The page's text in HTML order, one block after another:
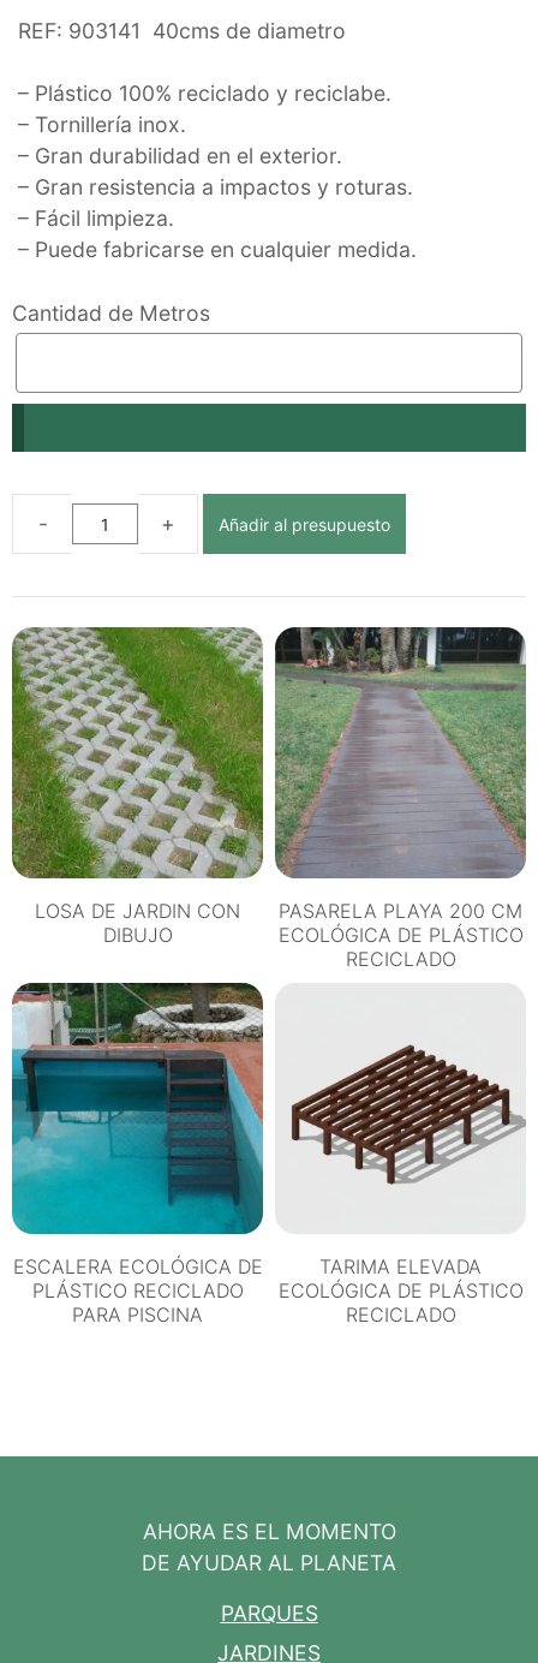
REF: 903141 40cms de diametro
– Plástico 100% reciclado y reciclabe.
– Tornillería inox.
– Gran durabilidad en el exterior.
– Gran resistencia a impactos y roturas.
– Fácil limpieza.
– Puede fabricarse en cualquier medida.
Cantidad de Metros
LOSA
JARDÍN
REDONDA
DE
PLÁSTICO
RECICLADO
cantidad
Añadir al presupuesto
LOSA DE JARDIN CON
DIBUJO
PASARELA PLAYA 200 CM
ECOLÓGICA DE PLÁSTICO
RECICLADO
ESCALERA ECOLÓGICA DE
PLÁSTICO RECICLADO
PARA PISCINA
TARIMA ELEVADA
ECOLÓGICA DE PLÁSTICO
RECICLADO
AHORA ES EL MOMENTO
DE AYUDAR AL PLANETA
PARQUES
JARDINES